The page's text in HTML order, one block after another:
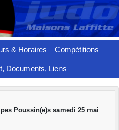
& Horaires Compétitions
Documents, Liens
Poussin(e)s samedi 25 mai